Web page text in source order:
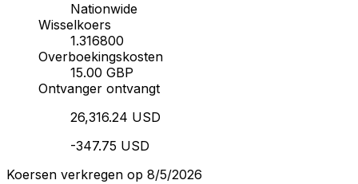
Nationwide
Wisselkoers
1.316800
Overboekingskosten
15.00 GBP
Ontvanger ontvangt
26,316.24 USD
-347.75 USD
Koersen verkregen op 8/5/2026